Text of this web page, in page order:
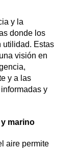
y la
donde los
utilidad. Estas
visión en
y a las
y
marino
aire permite